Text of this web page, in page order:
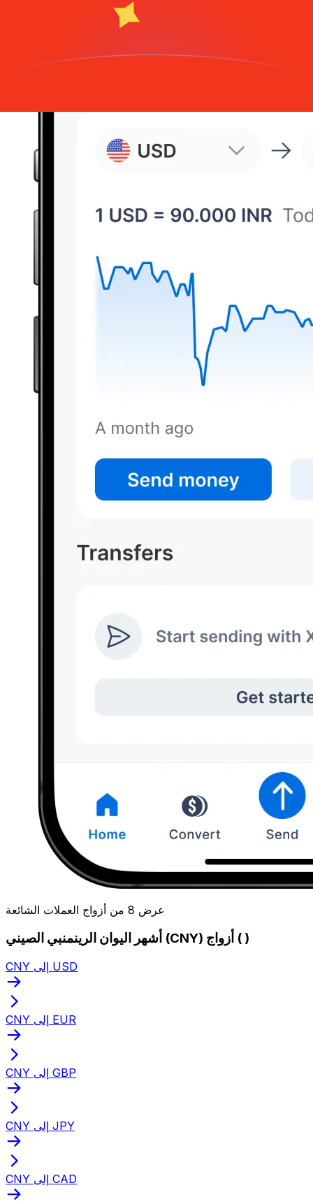
عرض 8 من أزواج العملات الشائعة
أشهر اليوان الرينمنبي الصيني (CNY) أزواج ( )
CNY إلى USD
CNY إلى EUR
CNY إلى GBP
CNY إلى JPY
CNY إلى CAD